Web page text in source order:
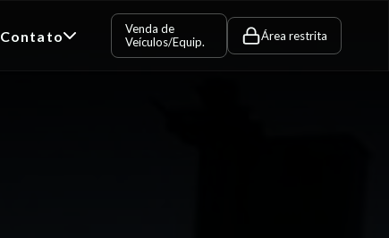
Contato
Venda de
Veículos/Equip.
Área restrita